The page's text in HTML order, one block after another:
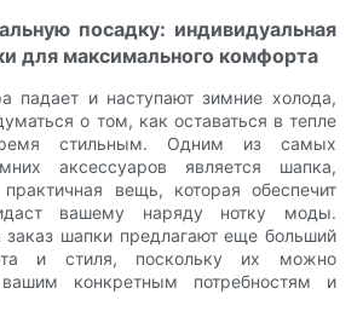
посадку: индивидуальная
для максимального комфорта
падает и наступают зимние холода,
о том, как оставаться в тепле
стильным. Одним из самых
аксессуаров является шапка,
вещь, которая обеспечит
вашему наряду нотку моды.
заказ шапки предлагают еще больший
и стиля, поскольку их можно
конкретным потребностям и